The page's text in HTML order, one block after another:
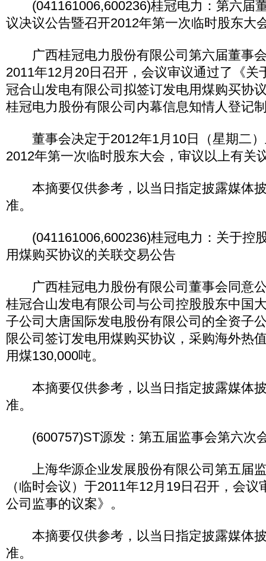
(041161006,600236)桂冠电力：第六届
议决议公告暨召开2012年第一次临时股东大
广西桂冠电力股份有限公司第六届董事
2011年12月20日召开，会议审议通过了《关
冠合山发电有限公司拟签订发电用煤购买协
桂冠电力股份有限公司内幕信息知情人登记
董事会决定于2012年1月10日（星期二）
2012年第一次临时股东大会，审议以上有关
本摘要仅供参考，以当日指定披露媒体
准。
(041161006,600236)桂冠电力：关于控
用煤购买协议的关联交易公告
广西桂冠电力股份有限公司董事会同意
桂冠合山发电有限公司与公司控股股东中国
子公司大唐国际发电股份有限公司的全资子
限公司签订发电用煤购买协议，采购海外热
用煤130,000吨。
本摘要仅供参考，以当日指定披露媒体
准。
(600757)ST源发：第五届监事会第六次
上海华源企业发展股份有限公司第五届
（临时会议）于2011年12月19日召开，会
公司监事的议案》。
本摘要仅供参考，以当日指定披露媒体
准。